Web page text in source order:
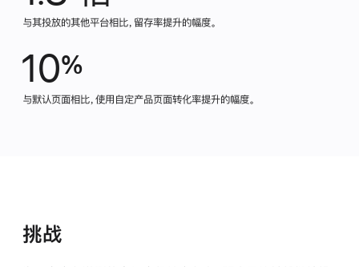
与其投放的其他平台相比，留存率提升的幅度。
10%
与默认页面相比，使用自定产品页面转化率提升的幅度。
挑战